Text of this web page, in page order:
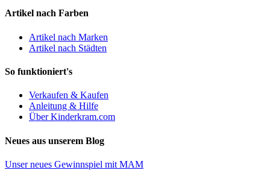
Artikel nach Farben
Artikel nach Marken
Artikel nach Städten
So funktioniert's
Verkaufen & Kaufen
Anleitung & Hilfe
Über Kinderkram.com
Neues aus unserem Blog
Unser neues Gewinnspiel mit MAM